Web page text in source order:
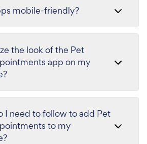
mobile-friendly?
the look of the Pet
app on my
I need to follow to add Pet
to my